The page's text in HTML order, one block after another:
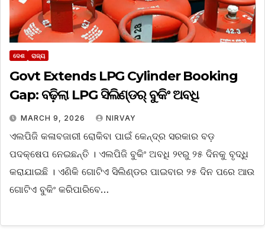
ଦେଶ ରାଜ୍ୟ
Govt Extends LPG Cylinder Booking
Gap: ବଢ଼ିଲା LPG ସିଲିଣ୍ଡର୍ ବୁକିଂ ଅବଧି
MARCH 9, 2026 NIRVAY
ଏଲପିଜି କଳାବଜାରୀ ରୋକିବା ପାଇଁ କେନ୍ଦ୍ର ସରକାର ବଡ଼
ପଦକ୍ଷେପ ନେଇଛନ୍ତି । ଏଲପିଜି ବୁକିଂ ଅବଧି ୨୧ରୁ ୨୫ ଦିନକୁ ବୃଦ୍ଧି
କରାଯାଇଛି । ଏଣିକି ଗୋଟିଏ ସିଲିଣ୍ଡର ପାଇବାର ୨୫ ଦିନ ପରେ ଆଉ
ଗୋଟିଏ ବୁକିଂ କରିପାରିବେ…